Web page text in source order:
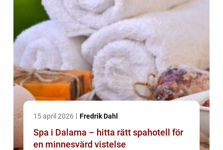
15 april 2026 Fredrik Dahl
Spa i Dalarna – hitta rätt spahotell för
en minnesvärd vistelse